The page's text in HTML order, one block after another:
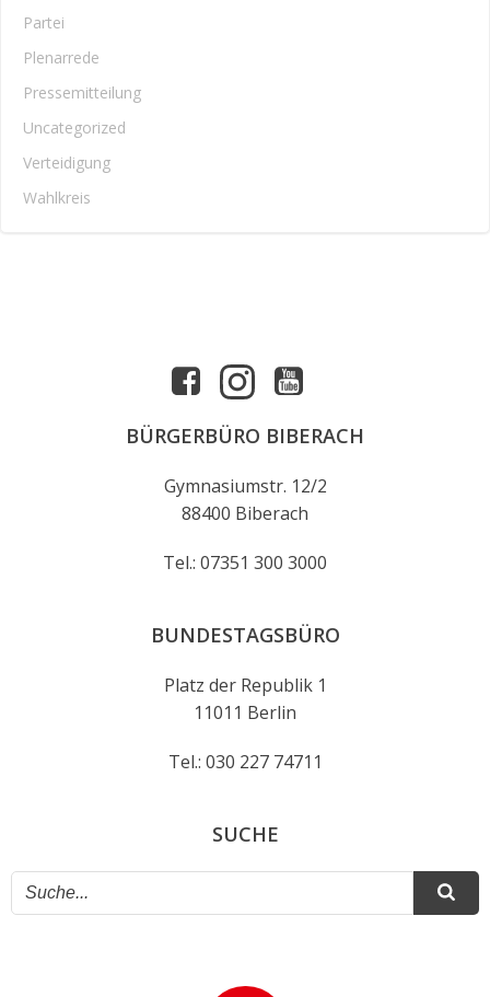
Partei
Plenarrede
Pressemitteilung
Uncategorized
Verteidigung
Wahlkreis
BÜRGERBÜRO BIBERACH
Gymnasiumstr. 12/2
88400 Biberach
Tel.: 07351 300 3000
BUNDESTAGSBÜRO
Platz der Republik 1
11011 Berlin
Tel.: 030 227 74711
SUCHE